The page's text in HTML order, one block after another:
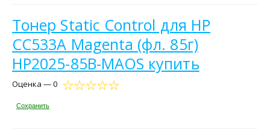
Тонер Static Control для HP
CC533A Magenta (фл. 85г)
HP2025-85B-MAOS купить
Оценка — 0
Сохранить